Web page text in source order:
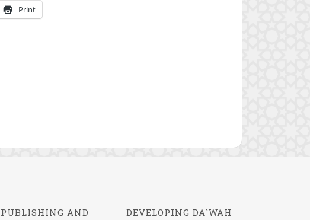
Print
PUBLISHING AND
DEVELOPING DA`WAH